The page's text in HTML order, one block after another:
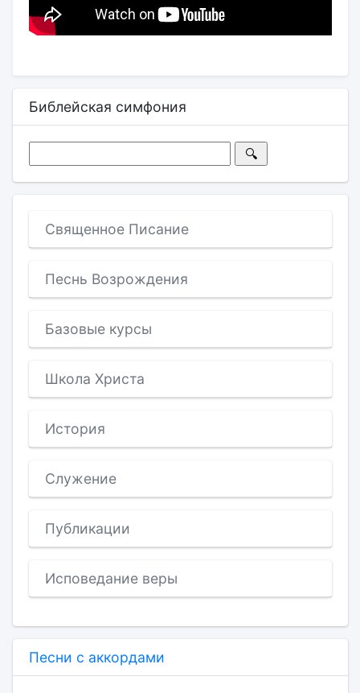
Библейская симфония
Священное Писание
Песнь Возрождения
Базовые курсы
Школа Христа
История
Служение
Публикации
Исповедание веры
Песни с аккордами